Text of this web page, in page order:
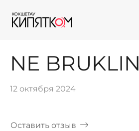
NE BRUKLIN
12 октября 2024
Оставить отзыв